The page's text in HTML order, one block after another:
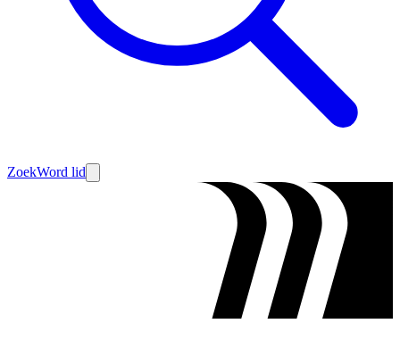
ZoekWord lid